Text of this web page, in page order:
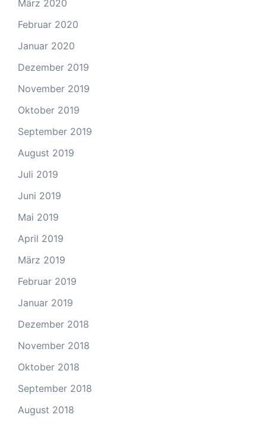
März 2020
Februar 2020
Januar 2020
Dezember 2019
November 2019
Oktober 2019
September 2019
August 2019
Juli 2019
Juni 2019
Mai 2019
April 2019
März 2019
Februar 2019
Januar 2019
Dezember 2018
November 2018
Oktober 2018
September 2018
August 2018